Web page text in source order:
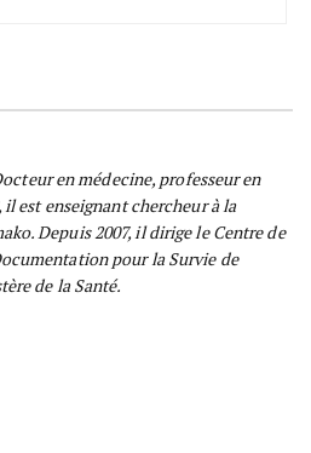
en médecine, professeur en
est enseignant chercheur à la
Depuis 2007, il dirige le Centre de
pour la Survie de
de la Santé.